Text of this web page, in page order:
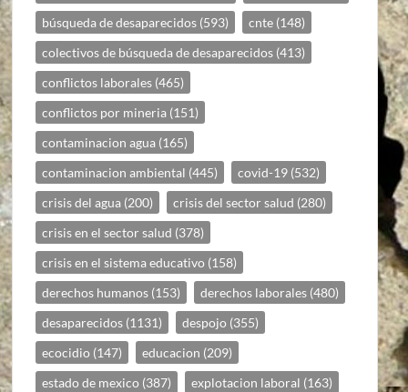
búsqueda de desaparecidos (593) cnte (148)
colectivos de búsqueda de desaparecidos (413)
conflictos laborales (465)
conflictos por mineria (151)
contaminacion agua (165)
contaminacion ambiental (445) covid-19 (532)
crisis del agua (200) crisis del sector salud (280)
crisis en el sector salud (378)
crisis en el sistema educativo (158)
derechos humanos (153) derechos laborales (480)
desaparecidos (1131) despojo (355)
ecocidio (147) educacion (209)
estado de mexico (387) explotacion laboral (163)